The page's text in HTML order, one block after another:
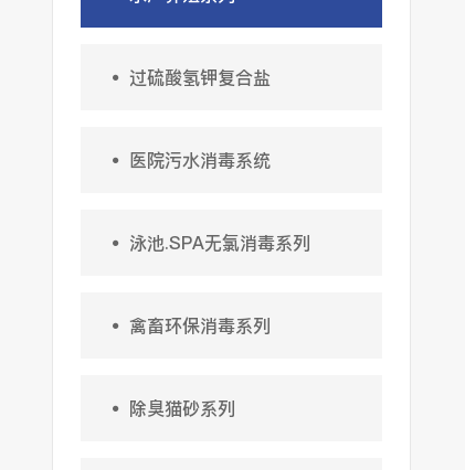
 过硫酸氢钾复合盐
 医院污水消毒系统
 泳池.SPA无氯消毒系列
 禽畜环保消毒系列
 除臭猫砂系列